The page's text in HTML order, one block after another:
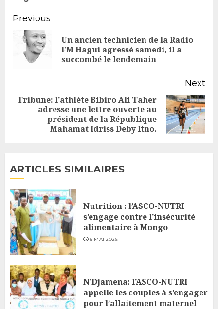
Continue
Reading
Previous
Un ancien technicien de la Radio
FM Hagui agressé samedi, il a
succombé le lendemain
Next
Tribune: l’athlète Bibiro Ali Taher
adresse une lettre ouverte au
président de la République
Mahamat Idriss Deby Itno.
ARTICLES SIMILAIRES
Nutrition : l’ASCO-NUTRI
s’engage contre l’insécurité
alimentaire à Mongo
5 MAI 2026
N’Djamena: l’ASCO-NUTRI
appelle les couples à s’engager
pour l’allaitement maternel